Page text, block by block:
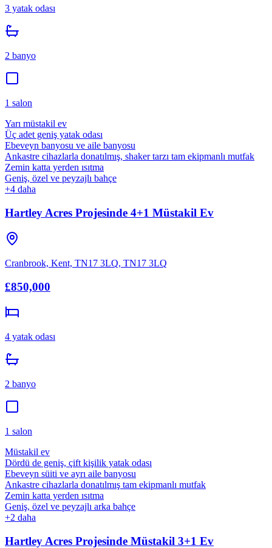
3 yatak odası
2 banyo
1 salon
Yarı müstakil ev
Üç adet geniş yatak odası
Ebeveyn banyosu ve aile banyosu
Ankastre cihazlarla donatılmış, shaker tarzı tam ekipmanlı mutfak
Zemin katta yerden ısıtma
Geniş, özel ve peyzajlı bahçe
+4 daha
Hartley Acres Projesinde 4+1 Müstakil Ev
Cranbrook, Kent, TN17 3LQ, TN17 3LQ
£850,000
4 yatak odası
2 banyo
1 salon
Müstakil ev
Dördü de geniş, çift kişilik yatak odası
Ebeveyn süiti ve ayrı aile banyosu
Ankastre cihazlarla donatılmış tam ekipmanlı mutfak
Zemin katta yerden ısıtma
Geniş, özel ve peyzajlı arka bahçe
+2 daha
Hartley Acres Projesinde Müstakil 3+1 Ev